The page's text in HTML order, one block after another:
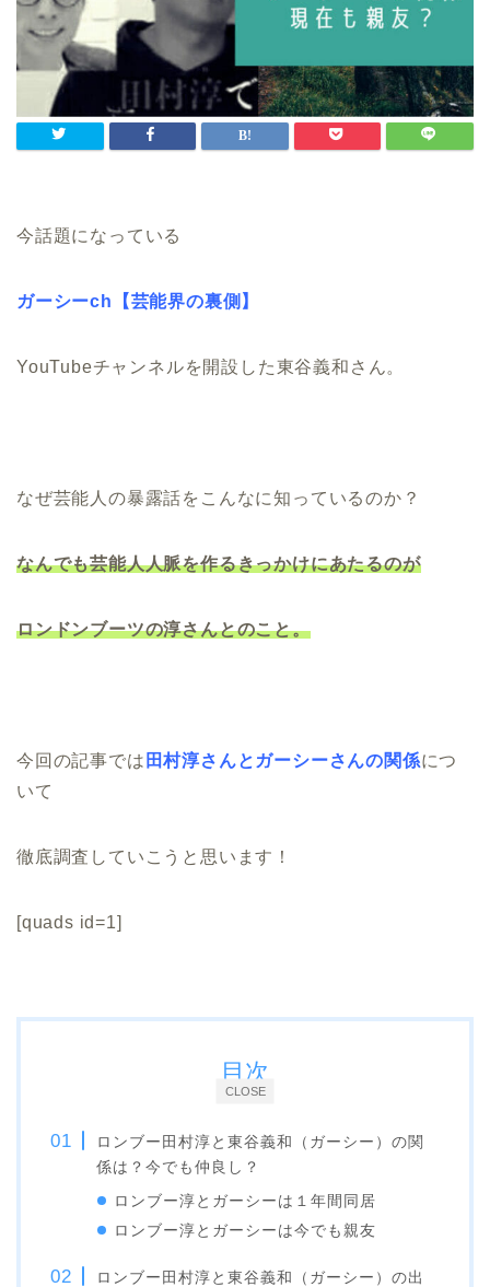
今話題になっている
ガーシーch【芸能界の裏側】
YouTubeチャンネルを開設した東谷義和さん。
なぜ芸能人の暴露話をこんなに知っているのか？
なんでも芸能人人脈を作るきっかけにあたるのが
ロンドンブーツの淳さんとのこと。
今回の記事では 田村淳さんとガーシーさんの関係につ
いて
徹底調査していこうと思います！
[quads id=1]
CLOSE
目次
ロンブー田村淳と東谷義和（ガーシー）の関
係は？今でも仲良し？
ロンブー淳とガーシーは１年間同居
ロンブー淳とガーシーは今でも親友
ロンブー田村淳と東谷義和（ガーシー）の出